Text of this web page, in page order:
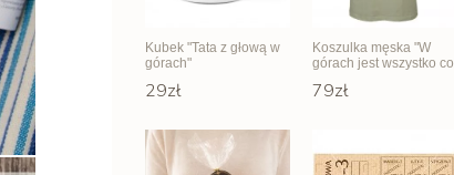
Kubek "Tata z głową w
górach"
29zł
Koszulka męska "W
górach jest wszystko co
79zł